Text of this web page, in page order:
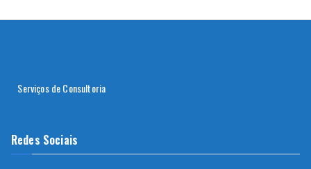
Serviços de Consultoria
Redes Sociais